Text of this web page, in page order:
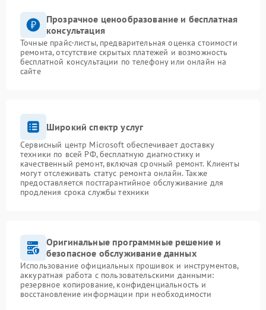
Прозрачное ценообразование и бесплатная
консультация
Точные прайс-листы, предварительная оценка стоимости
ремонта, отсутствие скрытых платежей и возможность
бесплатной консультации по телефону или онлайн на
сайте
Широкий спектр услуг
Сервисный центр Microsoft обеспечивает доставку
техники по всей РФ, бесплатную диагностику и
качественный ремонт, включая срочный ремонт. Клиенты
могут отслеживать статус ремонта онлайн. Также
предоставляется постгарантийное обслуживание для
продления срока службы техники
Оригинальные программные решение и
безопасное обслуживание данных
Использование официальных прошивок и инструментов,
аккуратная работа с пользовательскими данными:
резервное копирование, конфиденциальность и
восстановление информации при необходимости